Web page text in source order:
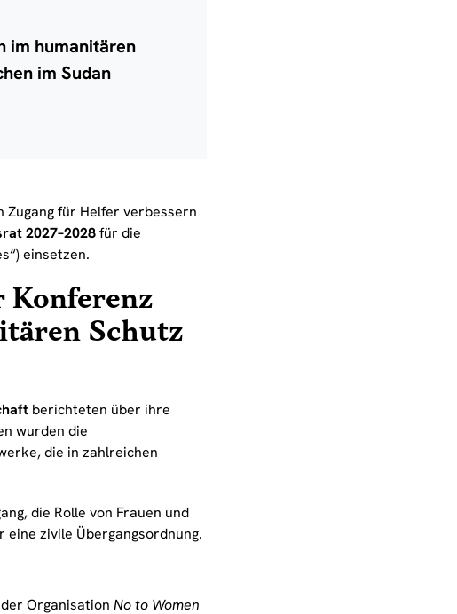
im humanitären
im Sudan
Zugang für Helfer verbessern
2027–2028für die
einsetzen.
Konferenz
Schutz
berichteten über ihre
wurden die
die in zahlreichen
die Rolle von Frauen und
zivile Übergangsordnung.
Organisation No to Women